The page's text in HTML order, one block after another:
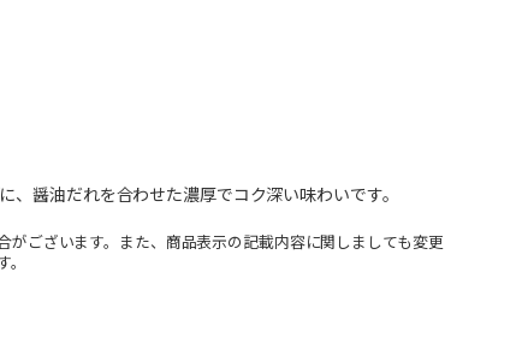
醤油だれを合わせた濃厚でコク深い味わいです。
ございます。また、商品表示の記載内容に関しましても変更